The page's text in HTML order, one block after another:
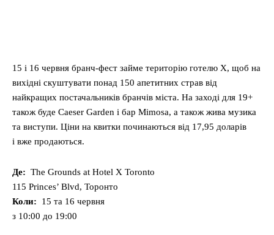
15 і 16 червня бранч-фест займе територію готелю X, щоб на
вихідні скуштувати понад 150 апетитних страв від
найкращих постачальників бранчів міста. На заході для 19+
також буде Caeser Garden і бар Mimosa, а також жива музика
та виступи. Ціни на квитки починаються від 17,95 доларів
і вже продаються.
Де: The Grounds at Hotel X Toronto
115 Princes’ Blvd, Торонто
Коли: 15 та 16 червня
з 10:00 до 19:00